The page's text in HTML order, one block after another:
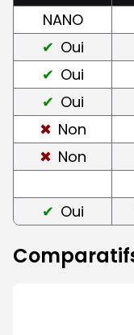
NANO
Oui
Oui
Oui
Non
Non
Oui